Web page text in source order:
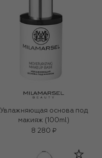
Увлажняющая основа под
макияж (100ml)
8 280 ₽